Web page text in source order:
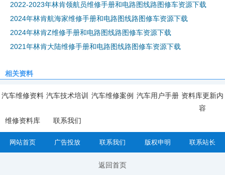
2022-2023年林肯领航员维修手册和电路图线路图修车资源下载
2024年林肯航海家维修手册和电路图线路图修车资源下载
2024年林肯Z维修手册和电路图线路图修车资源下载
2021年林肯大陆维修手册和电路图线路图修车资源下载
相关资料
汽车维修资料 汽车技术培训 汽车维修案例 汽车用户手册 资料库更新内
容
维修资料库
联系我们
网站首页 广告投放 联系我们 版权申明 联系站长
返回首页